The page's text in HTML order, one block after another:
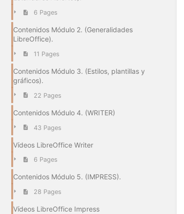
6 Pages
Contenidos Módulo 2. (Generalidades
LibreOffice).
11 Pages
Contenidos Módulo 3. (Estilos, plantillas y
gráficos).
22 Pages
Contenidos Módulo 4. (WRITER)
43 Pages
Vídeos LibreOffice Writer
6 Pages
Contenidos Módulo 5. (IMPRESS).
28 Pages
Vídeos LibreOffice Impress